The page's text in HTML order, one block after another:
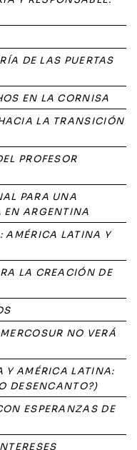
DE LAS PUERTAS
EN LA CORNISA
LA TRANSICIÓN
PROFESOR
PARA UNA
EN ARGENTINA
AMÉRICA LATINA Y
LA CREACIÓN DE
NO VERÁ
Y AMÉRICA LATINA:
DESENCANTO?)
ESPERANZAS DE